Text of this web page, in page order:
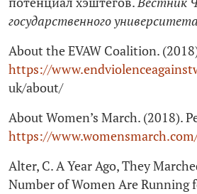
государственного университета
About the EVAW Coalition.
https://
uk/about/
About Women’s March. (2018).
https://
Alter, C. A Year Ago, They
Number of Women Are Running